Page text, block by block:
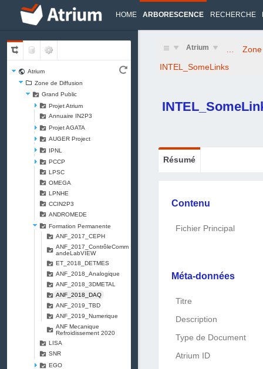
HOME ARBORESCENCE RECHERCHE
Atrium
Zone de Diffusion
Grand Public
Projet Atrium
Annuaire IN2P3
Projet AGATA
AUGER Project
IPNL
PCCP
LPSC
OMEGA
LPNHE
CCIN2P3
ANDROMEDE
Formation Permanente
ANF_2017_CEPH
ANF_2017_ContrôleComm
andeLabVIEW
ET_2018_DETMES
ANF_2018_Analogique
ANF_2018_3DMETAL
ANF_2018_DAQ
ANF_2019_TBD
ANF_2019_Numerique
ANF Mecanique
Refroidissement 2020
LISA
SNR
EGO
Atrium …
INTEL_SomeLinks
Résumé
Contenu
Fichier Principal
Méta-données
Titre
Description
Type de Document
Atrium ID